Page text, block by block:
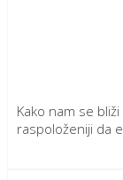
Kako nam se
raspoloženiji da